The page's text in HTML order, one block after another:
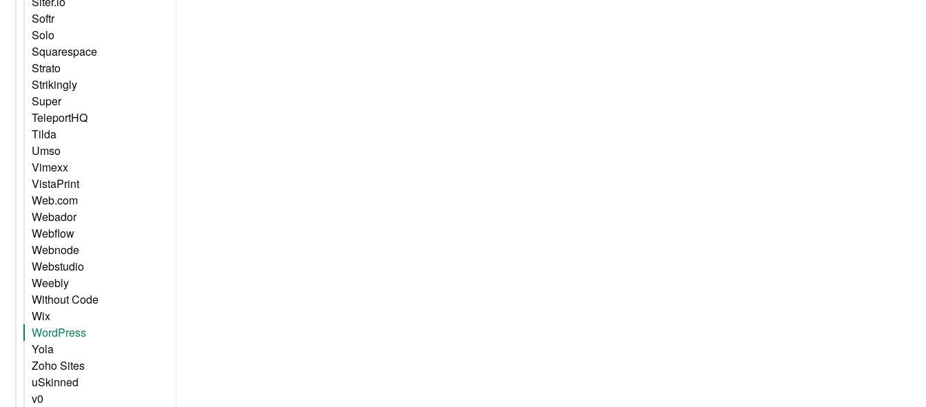
Softr
Solo
Squarespace
Strato
Strikingly
Super
TeleportHQ
Tilda
Umso
Vimexx
VistaPrint
Web.com
Webador
Webflow
Webnode
Webstudio
Weebly
Without Code
Wix
WordPress
Yola
Zoho Sites
uSkinned
v0